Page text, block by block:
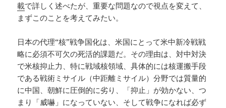
載で詳しく述べたが、重要な問題なので視点を変えて、
まずこのことを考えてみたい。
日本の代理“核”戦争国化は、米国にとって米中新冷戦戦
略に必須不可欠の死活的課題だ。その理由は、対中対決
で米核抑止力、特に戦域核領域、具体的には核運搬手段
である戦術ミサイル（中距離ミサイル）分野では質量的
に中国、朝鮮に圧倒的に劣り、「抑止」が効かない、つ
まり「威嚇」になっていない、そして戦争になれば必ず